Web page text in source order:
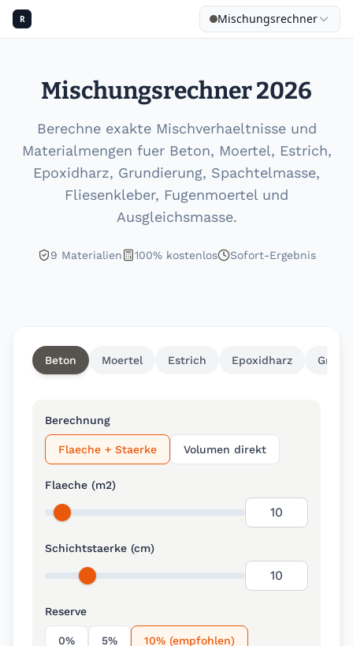
R Mischungsrechner
Mischungsrechner 2026
Berechne exakte Mischverhaeltnisse und
Materialmengen fuer Beton, Moertel, Estrich,
Epoxidharz, Grundierung, Spachtelmasse,
Fliesenkleber, Fugenmoertel und
Ausgleichsmasse.
9 Materialien 100% kostenlos Sofort-Ergebnis
Beton Moertel Estrich Epoxidharz
Berechnung
Flaeche + Staerke Volumen direkt
Flaeche (m2)
Schichtstaerke (cm)
Reserve
0% 5% 10% (empfohlen)